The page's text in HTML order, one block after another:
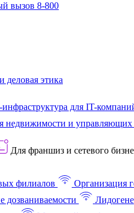
вызов 8-800
деловая этика
для IT-
недвижимости и управляющих
Для франшиз и сетевого
филиалов Организация